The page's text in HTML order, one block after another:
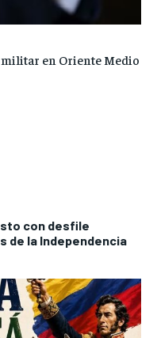
con desfile
de la Independencia
militar en Oriente Medio